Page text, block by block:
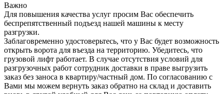
Важно
Для повышения качества услуг просим Вас обеспечить
беспрепятственный подъезд нашей машины к месту
разгрузки.
Заблаговременно удостоверьтесь, что у Вас будет возможность
открыть ворота для въезда на территорию. Убедитесь, что
грузовой лифт работает. В случае отсутствия условий для
разгрузочных работ сотрудник доставки в праве выгрузить
заказ без заноса в квартиру/частный дом. По согласованию с
Вами мы можем вернуть заказ обратно на склад и доставить